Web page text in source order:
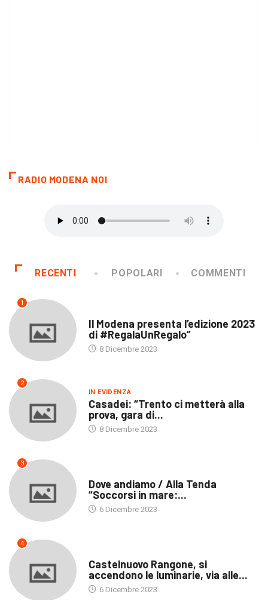
RADIO MODENA NOI
RECENTI POPOLARI COMMENTI
1
Il Modena presenta l’edizione 2023
di #RegalaUnRegalo”
8 Dicembre 2023
2
IN EVIDENZA
Casadei: “Trento ci metterà alla
prova, gara di...
8 Dicembre 2023
3
Dove andiamo / Alla Tenda
“Soccorsi in mare:...
6 Dicembre 2023
4
Castelnuovo Rangone, si
accendono le luminarie, via alle...
6 Dicembre 2023